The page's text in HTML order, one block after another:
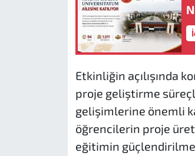
Etkinliğin açılışında
proje geliştirme
gelişimlerine önemli
öğrencilerin proje
eğitimin